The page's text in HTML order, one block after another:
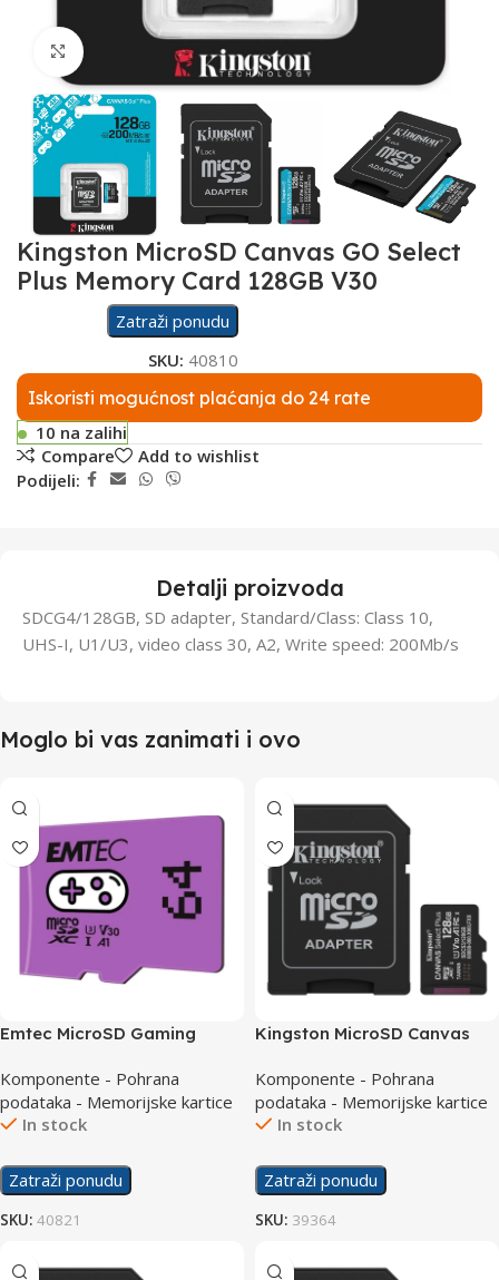
Click to enlarge
Kingston MicroSD Canvas GO Select
Plus Memory Card 128GB V30
Zatraži ponudu
SKU: 40810
Iskoristi mogućnost plaćanja do 24 rate
10 na zalihi
Compare
Add to wishlist
Podijeli:
Detalji proizvoda
SDCG4/128GB, SD adapter, Standard/Class: Class 10,
UHS-I, U1/U3, video class 30, A2, Write speed: 200Mb/s
Moglo bi vas zanimati i ovo
Emtec MicroSD Gaming
Class10
Komponente - Pohrana
podataka - Memorijske kartice
In stock
Zatraži ponudu
SKU: 40821
Kingston MicroSD Canvas
128GB A1 Class10
Komponente - Pohrana
podataka - Memorijske kartice
In stock
Zatraži ponudu
SKU: 39364